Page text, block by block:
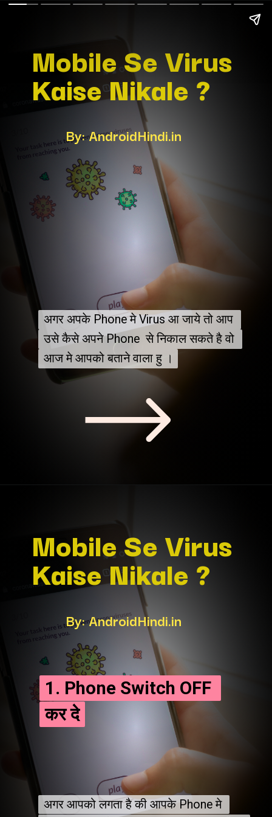
Mobile Se Virus
Kaise Nikale ?
By: AndroidHindi.in
अगर अपके Phone मे Virus आ जाये तो आप
उसे कैसे अपने Phone  से निकाल सकते है वो
आज मे आपको बताने वाला हु ।
अगर अपके Phone मे Virus आ जाये तो आप
उसे कैसे अपने Phone  से निकाल सकते है वो
आज मे आपको बताने वाला हु ।
Mobile Se Virus
Kaise Nikale ?
By: AndroidHindi.in
अगर आपको लगता है की आपके Phone मे
अगर आपको लगता है की आपके Phone मे
1. Phone Switch OFF
कर दे
1. Phone Switch OFF
कर दे